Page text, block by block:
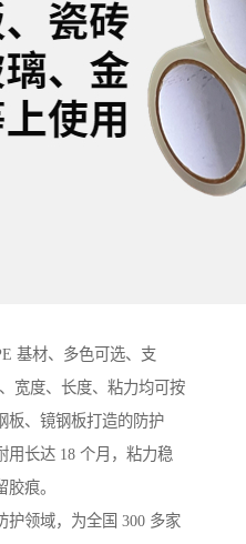
基材、多色可选、支
宽度、长度、粘力均可按
板、镜钢板打造的防护
用长达 18 个月，粘力稳
痕。
护领域，为全国 300 多家